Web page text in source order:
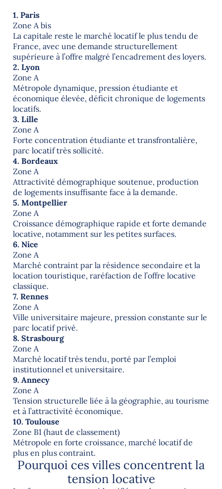
1. Paris
Zone A bis
La capitale reste le marché locatif le plus tendu de
France, avec une demande structurellement
supérieure à l’offre malgré l’encadrement des loyers.
2. Lyon
Zone A
Métropole dynamique, pression étudiante et
économique élevée, déficit chronique de logements
locatifs.
3. Lille
Zone A
Forte concentration étudiante et transfrontalière,
parc locatif très sollicité.
4. Bordeaux
Zone A
Attractivité démographique soutenue, production
de logements insuffisante face à la demande.
5. Montpellier
Zone A
Croissance démographique rapide et forte demande
locative, notamment sur les petites surfaces.
6. Nice
Zone A
Marché contraint par la résidence secondaire et la
location touristique, raréfaction de l’offre locative
classique.
7. Rennes
Zone A
Ville universitaire majeure, pression constante sur le
parc locatif privé.
8. Strasbourg
Zone A
Marché locatif très tendu, porté par l’emploi
institutionnel et universitaire.
9. Annecy
Zone A
Tension structurelle liée à la géographie, au tourisme
et à l’attractivité économique.
10. Toulouse
Zone B1 (haut de classement)
Métropole en forte croissance, marché locatif de
plus en plus contraint.
Pourquoi ces villes concentrent la
tension locative